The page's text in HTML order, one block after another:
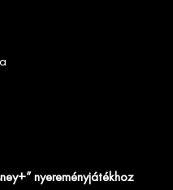
nyereményjátékhoz